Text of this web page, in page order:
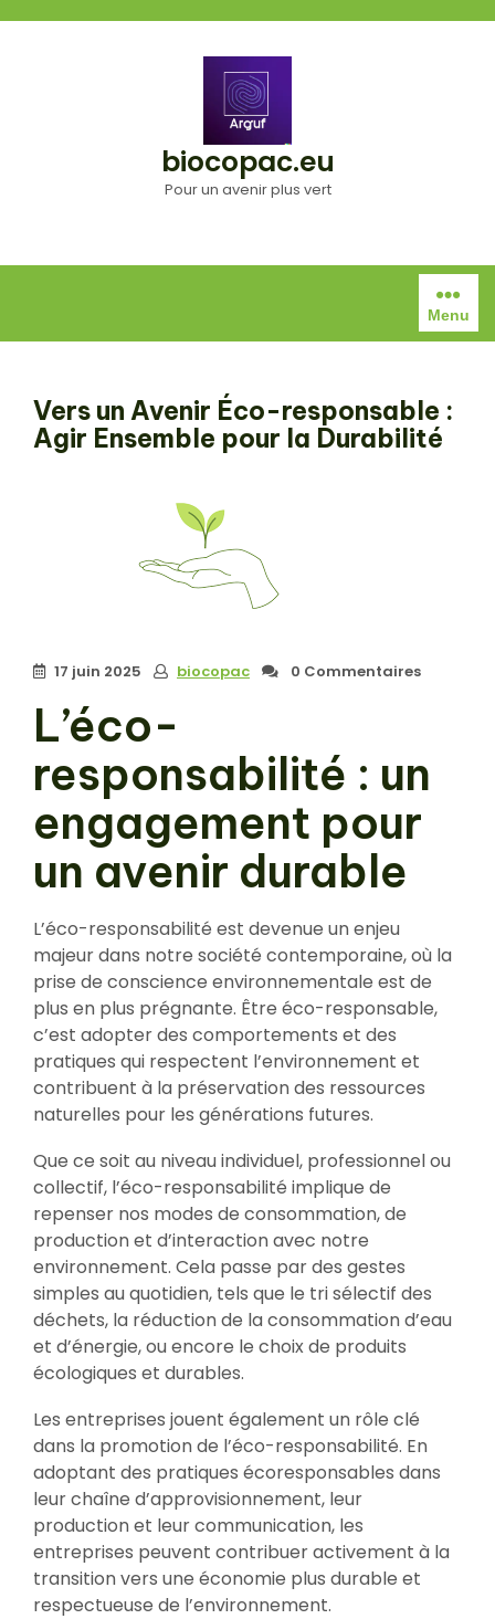
biocopac.eu
Pour un avenir plus vert
Menu
Vers un Avenir Éco-responsable :
Agir Ensemble pour la Durabilité
17 juin 2025 biocopac 0 Commentaires
L’éco-
responsabilité : un
engagement pour
un avenir durable
L’éco-responsabilité est devenue un enjeu
majeur dans notre société contemporaine, où la
prise de conscience environnementale est de
plus en plus prégnante. Être éco-responsable,
c’est adopter des comportements et des
pratiques qui respectent l’environnement et
contribuent à la préservation des ressources
naturelles pour les générations futures.
Que ce soit au niveau individuel, professionnel ou
collectif, l’éco-responsabilité implique de
repenser nos modes de consommation, de
production et d’interaction avec notre
environnement. Cela passe par des gestes
simples au quotidien, tels que le tri sélectif des
déchets, la réduction de la consommation d’eau
et d’énergie, ou encore le choix de produits
écologiques et durables.
Les entreprises jouent également un rôle clé
dans la promotion de l’éco-responsabilité. En
adoptant des pratiques écoresponsables dans
leur chaîne d’approvisionnement, leur
production et leur communication, les
entreprises peuvent contribuer activement à la
transition vers une économie plus durable et
respectueuse de l’environnement.